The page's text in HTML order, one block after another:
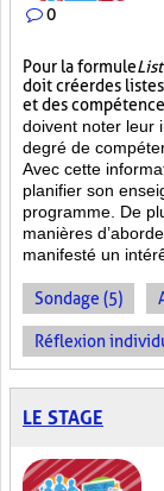
0
Pour la formule
doit créer des
et des
doivent noter leur
degré de
Avec cette
planifier son
programme. De
manières
manifesté un
Sondage (5)
Réflexion
LE STAGE